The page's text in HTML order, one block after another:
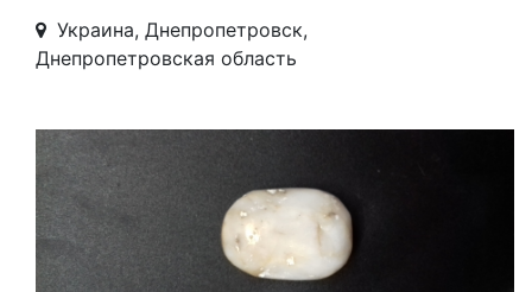
Украина, Днепропетровск,
Днепропетровская область